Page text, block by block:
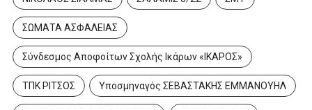
ΣΩΜΑΤΑ ΑΣΦΑΛΕΙΑΣ
Σύνδεσμος Αποφοίτων Σχολής Ικάρων «ΙΚΑΡΟΣ»
ΤΠΚ ΡΙΤΣΟΣ Υποσμηναγός ΣΕΒΑΣΤΑΚΗΣ ΕΜΜΑΝΟΥΗΛ